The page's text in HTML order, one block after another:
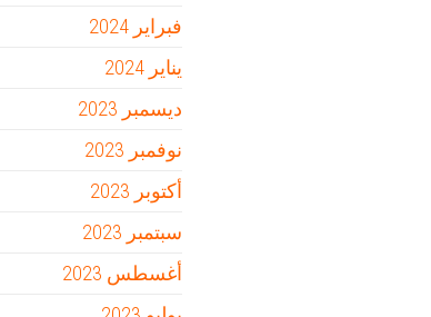
فبراير 2024
يناير 2024
ديسمبر 2023
نوفمبر 2023
أكتوبر 2023
سبتمبر 2023
أغسطس 2023